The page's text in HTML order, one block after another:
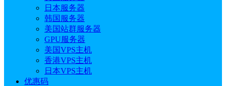
日本服务器
韩国服务器
美国站群服务器
GPU服务器
美国VPS主机
香港VPS主机
日本VPS主机
优惠码